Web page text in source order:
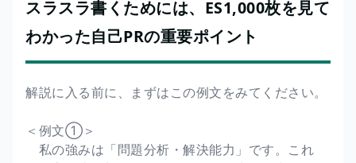
スラスラ書くためには、ES1,000枚を見て
わかった自己PRの重要ポイント
解説に入る前に、まずはこの例文をみてください。
＜例文①＞
私の強みは「問題分析・解決能力」です。これ